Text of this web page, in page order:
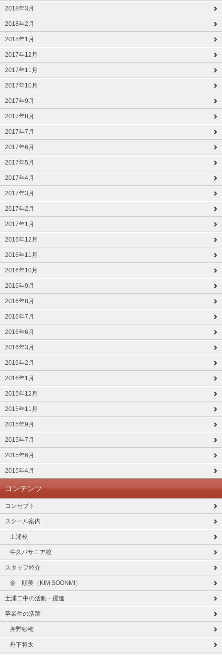
2018年3月
2018年2月
2018年1月
2017年12月
2017年11月
2017年10月
2017年9月
2017年8月
2017年7月
2017年6月
2017年5月
2017年4月
2017年3月
2017年2月
2017年1月
2016年12月
2016年11月
2016年10月
2016年9月
2016年8月
2016年7月
2016年6月
2016年3月
2016年2月
2016年1月
2015年12月
2015年11月
2015年9月
2015年7月
2015年6月
2015年4月
コンテンツ
コンセプト
スクール案内
土浦校
牛久パサニア校
スタッフ紹介
金 順美（KIM SOONMI）
土浦二中の活動・躍進
卒業生の活躍
押野紗穂
丹下将太